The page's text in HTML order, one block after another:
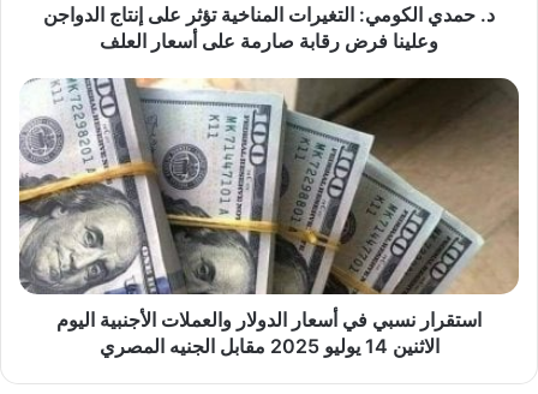
وعلينا
صارمة
أسعار
العلف
د. حمدي الكومي: التغيرات المناخية تؤثر على إنتاج الدواجن
وعلينا فرض رقابة صارمة على أسعار العلف
استقرار
في
أسعار
والعملات
الأجنبية
الاثنين
استقرار نسبي في أسعار الدولار والعملات الأجنبية اليوم
الاثنين 14 يوليو 2025 مقابل الجنيه المصري